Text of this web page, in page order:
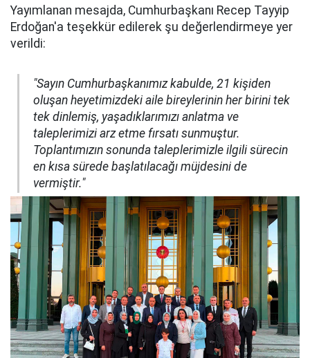
Yayımlanan mesajda, Cumhurbaşkanı Recep Tayyip
Erdoğan'a teşekkür edilerek şu değerlendirmeye yer
verildi:
"Sayın Cumhurbaşkanımız kabulde, 21 kişiden
oluşan heyetimizdeki aile bireylerinin her birini tek
tek dinlemiş, yaşadıklarımızı anlatma ve
taleplerimizi arz etme fırsatı sunmuştur.
Toplantımızın sonunda taleplerimizle ilgili sürecin
en kısa sürede başlatılacağı müjdesini de
vermiştir."